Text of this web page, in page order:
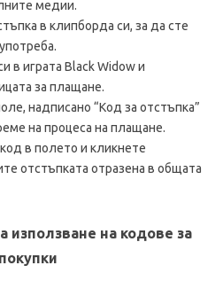
медии.
в клипборда си, за да сте
в играта Black Widow и
за плащане.
надписано “Код за отстъпка”
на процеса на плащане.
в полето и кликнете
отстъпката отразена в общата
използване на кодове за